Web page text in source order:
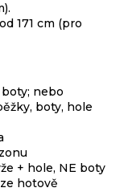
171 cm (pro
nebo
boty, hole
+ hole, NE boty
hotově